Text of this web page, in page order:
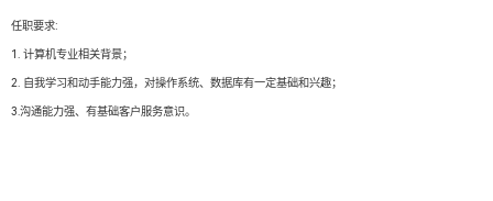
任职要求:
1. 计算机专业相关背景；
2. 自我学习和动手能力强，对操作系统、数据库有一定基础和兴趣；
3.沟通能力强、有基础客户服务意识。